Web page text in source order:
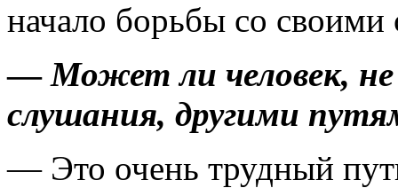
начало борьбы со своими
—Может ли человек,
слушания, другими
— Это очень трудный